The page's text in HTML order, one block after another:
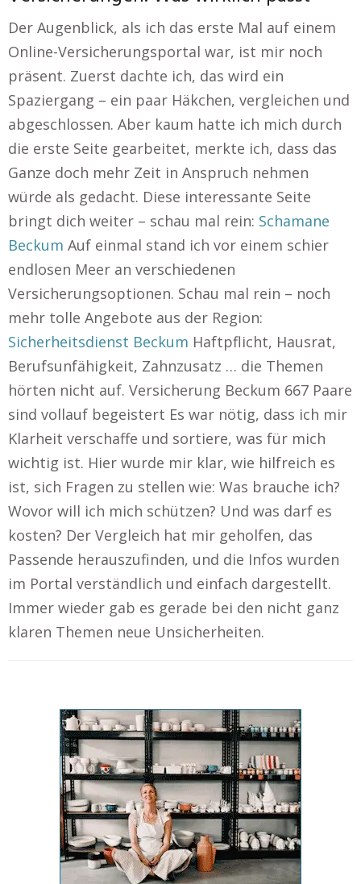
Der Augenblick, als ich das erste Mal auf einem
Online-Versicherungsportal war, ist mir noch
präsent. Zuerst dachte ich, das wird ein
Spaziergang – ein paar Häkchen, vergleichen und
abgeschlossen. Aber kaum hatte ich mich durch
die erste Seite gearbeitet, merkte ich, dass das
Ganze doch mehr Zeit in Anspruch nehmen
würde als gedacht. Diese interessante Seite
bringt dich weiter – schau mal rein: Schamane
Beckum Auf einmal stand ich vor einem schier
endlosen Meer an verschiedenen
Versicherungsoptionen. Schau mal rein – noch
mehr tolle Angebote aus der Region:
Sicherheitsdienst Beckum Haftpflicht, Hausrat,
Berufsunfähigkeit, Zahnzusatz … die Themen
hörten nicht auf. Versicherung Beckum 667 Paare
sind vollauf begeistert Es war nötig, dass ich mir
Klarheit verschaffe und sortiere, was für mich
wichtig ist. Hier wurde mir klar, wie hilfreich es
ist, sich Fragen zu stellen wie: Was brauche ich?
Wovor will ich mich schützen? Und was darf es
kosten? Der Vergleich hat mir geholfen, das
Passende herauszufinden, und die Infos wurden
im Portal verständlich und einfach dargestellt.
Immer wieder gab es gerade bei den nicht ganz
klaren Themen neue Unsicherheiten.